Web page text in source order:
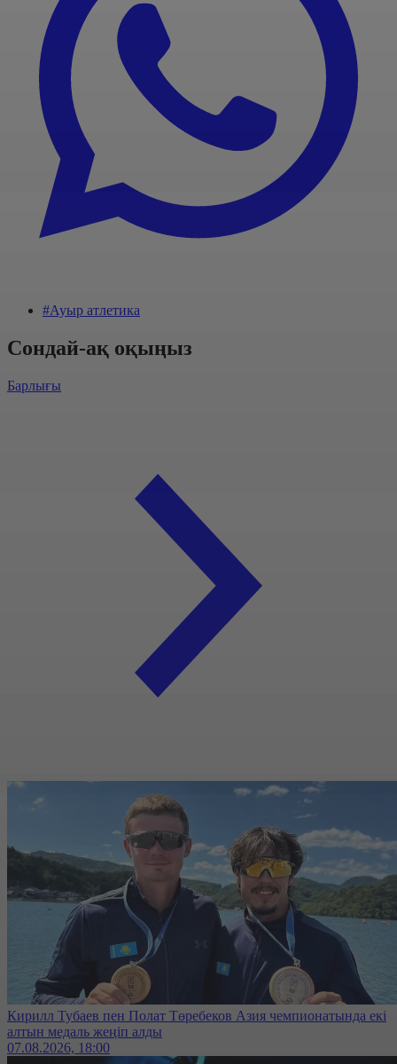
#Ауыр атлетика
Сондай-ақ оқыңыз
Барлығы
Кирилл Тубаев пен Полат Төребеков Азия чемпионатында екі
алтын медаль жеңіп алды
07.08.2026, 18:00